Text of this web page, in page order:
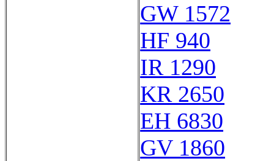
GW 1572
HF 940
IR 1290
KR 2650
EH 6830
GV 1860